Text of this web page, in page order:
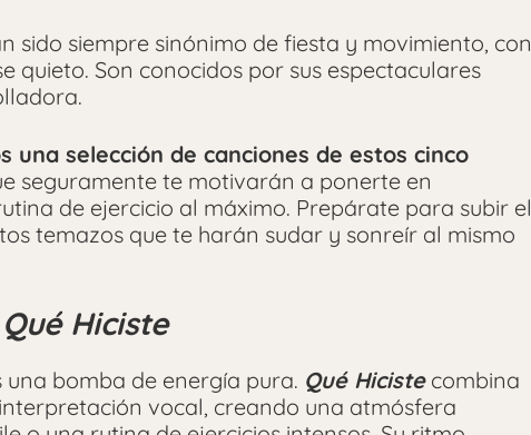
sido siempre sinónimo de fiesta y movimiento, con
quieto. Son conocidos por sus espectaculares
una selección de canciones de estos cinco
seguramente te motivarán a ponerte en
de ejercicio al máximo. Prepárate para subir el
temazos que te harán sudar y sonreír al mismo
Qué Hiciste
una bomba de energía pura. Qué Hicistecombina
vocal, creando una atmósfera